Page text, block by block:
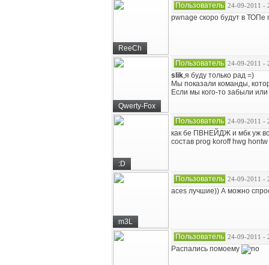
ReeCh
Пользователь 24-09-2011 -
pwnage скоро будут в ТОПе
Qwerty-Fox
Пользователь 24-09-2011 -
slik,я буду только рад =)
Мы показали команды,
Если мы кого-то забыли
:D
Пользователь 24-09-2011 -
как бе ПВНЕЙДЖ и мбк уж
состав prog koroff hwg
m3L
Пользователь 24-09-2011 -
aces лучшие)) А можно
Пользователь 24-09-2011 -
Распались помоему